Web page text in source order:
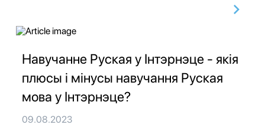
Навучанне Руская у Інтэрнэце - якія
плюсы і мінусы навучання Руская
мова у Інтэрнэце?
09.08.2023